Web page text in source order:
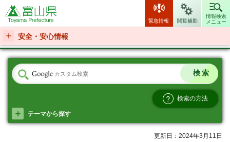
富山県
緊急情報 閲覧補助
情報検索
メニュー
安全・安心情報
検索の方法
テーマから探す
更新日：2024年3月11日